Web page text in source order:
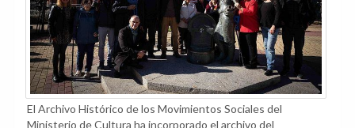
El Archivo Histórico de los Movimientos Sociales del
Ministerio de Cultura ha incorporado el archivo del